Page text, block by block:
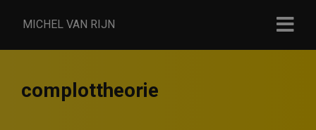
MICHEL VAN RIJN
complottheorie